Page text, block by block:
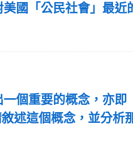
國「公民社會」最近
個重要的概念，亦即
這個概念，並分析